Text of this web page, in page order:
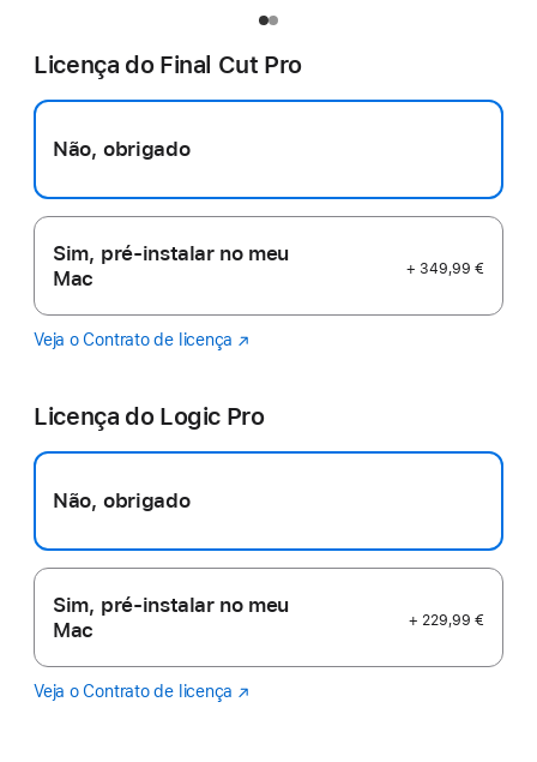
Licença do Final Cut Pro
Não, obrigado
Sim, pré-instalar no meu
Mac
+ 349,99 €
Veja o Contrato de licença Final
(abre
janela)
Licença do Logic Pro
Não, obrigado
Sim, pré-instalar no meu
Mac
+ 229,99 €
Veja o Contrato de licença Logic
(abre